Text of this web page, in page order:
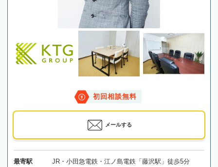
初回相談無料
メールする
最寄駅 JR・小田急電鉄・江ノ島電鉄「藤沢駅」徒歩5分